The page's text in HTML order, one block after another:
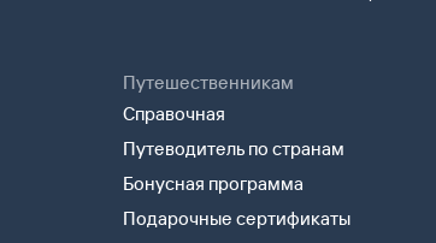
Путешественникам
Справочная
Путеводитель по странам
Бонусная программа
Подарочные сертификаты